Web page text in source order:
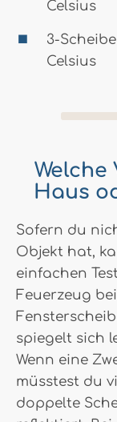
Celsius
3-
Celsius
Haus
Sofern du
Objekt hat,
einfachen
Feuerzeug
spiegelt sich
Wenn eine
müsstest du
doppelte